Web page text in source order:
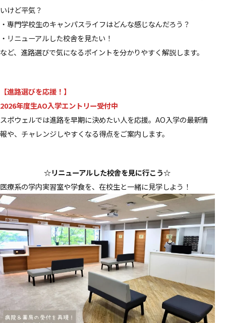
いけど平気？
・専門学校生のキャンパスライフはどんな感じなんだろう？
・リニューアルした校舎を見たい！
など、進路選びで気になるポイントを分かりやすく解説します。
【進路選びを応援！】
2026年度生AO入学エントリー受付中
スポウェルでは進路を早期に決めたい人を応援。AO入学の最新情
報や、チャレンジしやすくなる得点をご案内します。
☆リニューアルした校舎を見に行こう☆
医療系の学内実習室や学食を、在校生と一緒に見学しよう！